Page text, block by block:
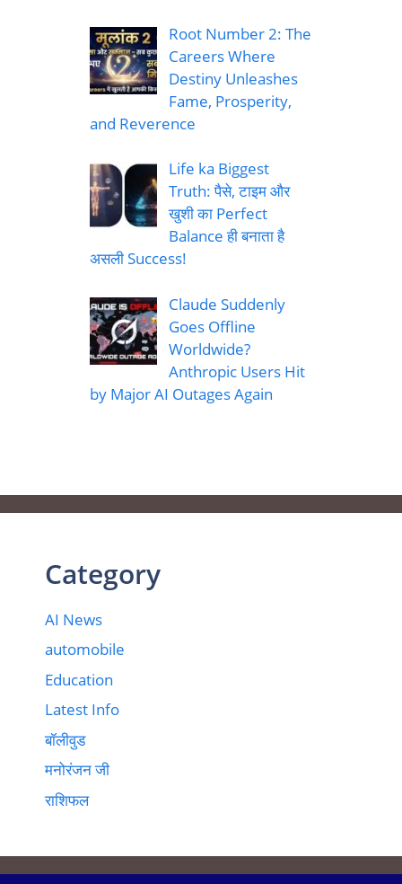
Root Number 2: The
Careers Where
Destiny Unleashes
Fame, Prosperity,
and Reverence
Life ka Biggest
Truth: पैसे, टाइम और
खुशी का Perfect
Balance ही बनाता है
असली Success!
Claude Suddenly
Goes Offline
Worldwide?
Anthropic Users Hit
by Major AI Outages Again
Category
AI News
automobile
Education
Latest Info
बॉलीवुड
मनोरंजन जी
राशिफल